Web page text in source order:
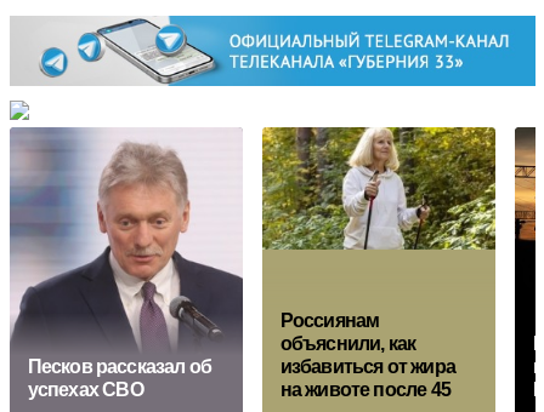
Песков рассказал об
успехах СВО
Россиянам
объяснили, как
избавиться от жира
на животе после 45